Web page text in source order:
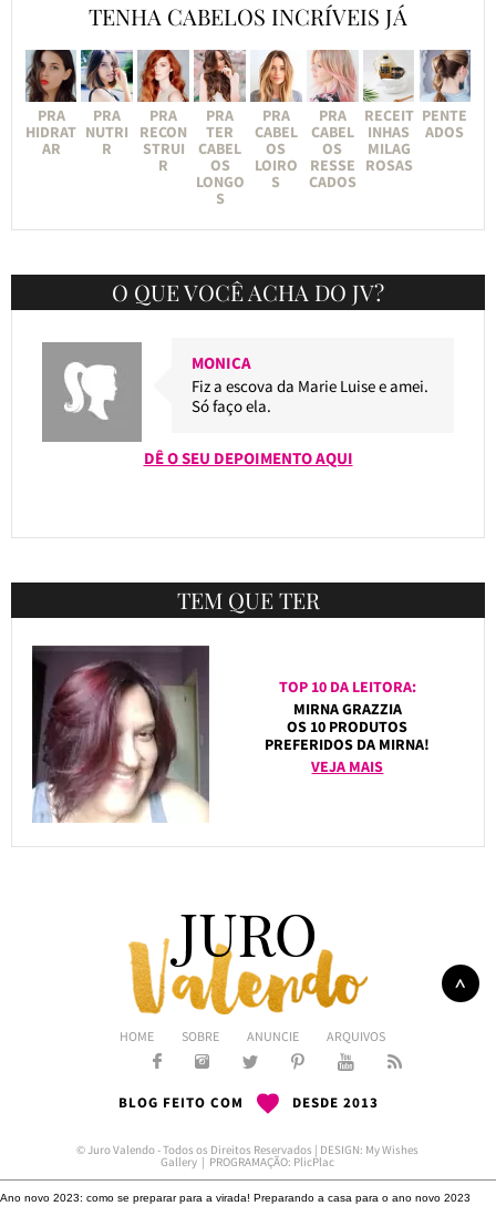
TENHA CABELOS INCRÍVEIS JÁ
PRA
HIDRAT
AR
PRA
NUTRI
R
PRA
RECON
STRUI
R
PRA
TER
CABEL
OS
LONGO
S
PRA
CABEL
OS
LOIRO
S
PRA
CABEL
OS
RESSE
CADOS
RECEIT
INHAS
MILAG
ROSAS
PENTE
ADOS
O QUE VOCÊ ACHA DO JV?
MONICA
Fiz a escova da Marie Luise e amei.
Só faço ela.
DÊ O SEU DEPOIMENTO AQUI
TEM QUE TER
TOP 10 DA LEITORA:
MIRNA GRAZZIA
OS 10 PRODUTOS
PREFERIDOS DA MIRNA!
VEJA MAIS
HOME SOBRE ANUNCIE ARQUIVOS
BLOG FEITO COM DESDE 2013
© Juro Valendo - Todos os Direitos Reservados | DESIGN: My Wishes
Gallery | PROGRAMAÇÃO: PlicPlac
Ano novo 2023: como se preparar para a virada! Preparando a casa para o ano novo 2023